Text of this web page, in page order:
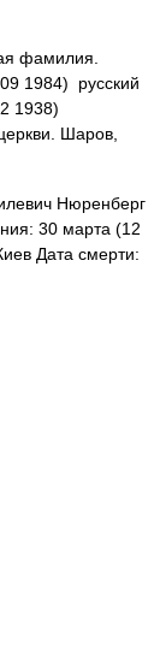
фамилия.
1984) русский
1938)
Шаров,
Нюренберг
30 марта (12
Дата смерти: